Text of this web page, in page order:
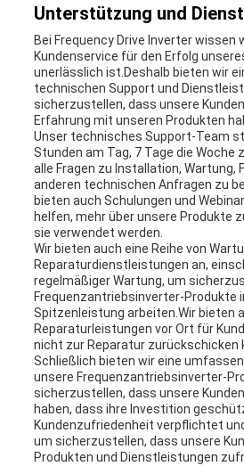
Unterstützung und
Bei Frequency Drive Inverter wissen
Kundenservice für den Erfolg
unerlässlich ist.Deshalb bieten wir
technischen Support und
sicherzustellen, dass unsere
Erfahrung mit unseren Produkten
Unser technisches Support-Team
Stunden am Tag, 7 Tage die Woche
alle Fragen zu Installation, Wartung,
anderen technischen Anfragen zu
bieten auch Schulungen und
helfen, mehr über unsere Produkte
sie verwendet werden.
Wir bieten auch eine Reihe von
Reparaturdienstleistungen an,
regelmäßiger Wartung, um
Frequenzantriebsinverter-Produkte
Spitzenleistung arbeiten.Wir bieten
Reparaturleistungen vor Ort für
nicht zur Reparatur zurückschicken
Schließlich bieten wir eine
unsere Frequenzantriebsinverter-
sicherzustellen, dass unsere
haben, dass ihre Investition
Kundenzufriedenheit verpflichtet
um sicherzustellen, dass unsere
Produkten und Dienstleistungen